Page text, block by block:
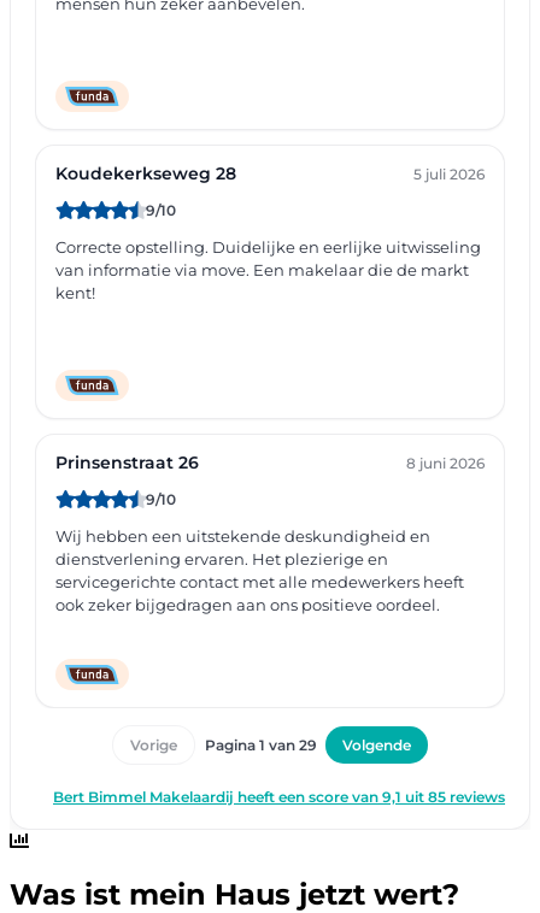
Was ist mein Haus jetzt wert?